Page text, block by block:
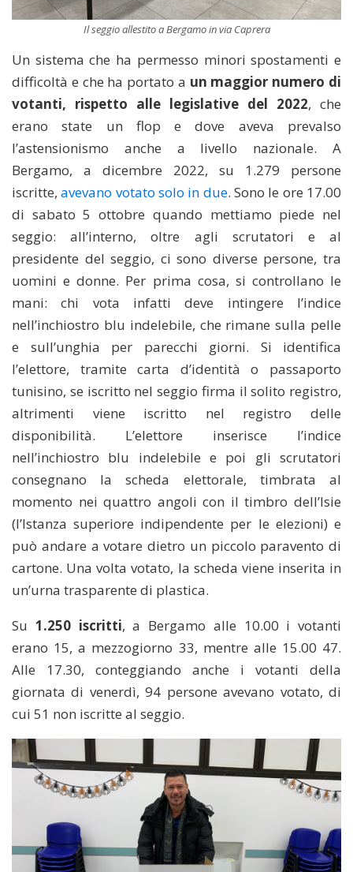
Il seggio allestito a Bergamo in via Caprera
Un sistema che ha permesso minori spostamenti e
difficoltà e che ha portato a un maggior numero di
votanti, rispetto alle legislative del 2022, che
erano state un flop e dove aveva prevalso
l’astensionismo anche a livello nazionale. A
Bergamo, a dicembre 2022, su 1.279 persone
iscritte,avevano votato solo in due. Sono le ore 17.00
di sabato 5 ottobre quando mettiamo piede nel
seggio: all’interno, oltre agli scrutatori e al
presidente del seggio, ci sono diverse persone, tra
uomini e donne. Per prima cosa, si controllano le
mani: chi vota infatti deve intingere l’indice
nell’inchiostro blu indelebile, che rimane sulla pelle
e sull’unghia per parecchi giorni. Si identifica
l’elettore, tramite carta d’identità o passaporto
tunisino, se iscritto nel seggio firma il solito registro,
altrimenti viene iscritto nel registro delle
disponibilità. L’elettore inserisce l’indice
nell’inchiostro blu indelebile e poi gli scrutatori
consegnano la scheda elettorale, timbrata al
momento nei quattro angoli con il timbro dell’Isie
(l’Istanza superiore indipendente per le elezioni) e
può andare a votare dietro un piccolo paravento di
cartone. Una volta votato, la scheda viene inserita in
un’urna trasparente di plastica.
Su 1.250 iscritti, a Bergamo alle 10.00 i votanti
erano 15, a mezzogiorno 33, mentre alle 15.00 47.
Alle 17.30, conteggiando anche i votanti della
giornata di venerdì, 94 persone avevano votato, di
cui 51 non iscritte al seggio.